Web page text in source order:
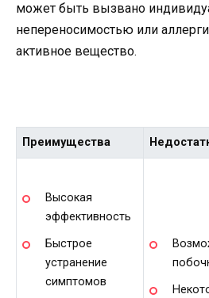
может быть вызвано
непереносимостью или
активное вещество.
Преимущества
Высокая
эффективность
Быстрое
устранение
симптомов